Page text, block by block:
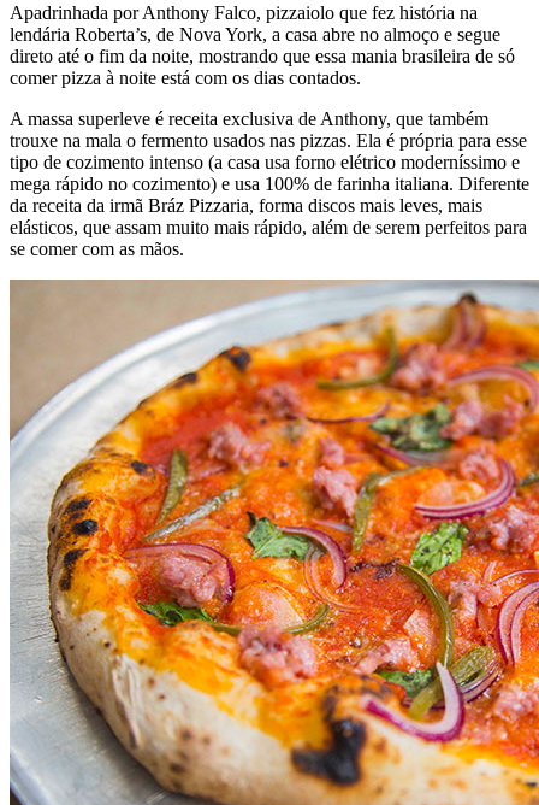
Apadrinhada por Anthony Falco, pizzaiolo que fez história na
lendária Roberta’s, de Nova York, a casa abre no almoço e segue
direto até o fim da noite, mostrando que essa mania brasileira de só
comer pizza à noite está com os dias contados.
A massa superleve é receita exclusiva de Anthony, que também
trouxe na mala o fermento usados nas pizzas. Ela é própria para esse
tipo de cozimento intenso (a casa usa forno elétrico moderníssimo e
mega rápido no cozimento) e usa 100% de farinha italiana. Diferente
da receita da irmã Bráz Pizzaria, forma discos mais leves, mais
elásticos, que assam muito mais rápido, além de serem perfeitos para
se comer com as mãos.